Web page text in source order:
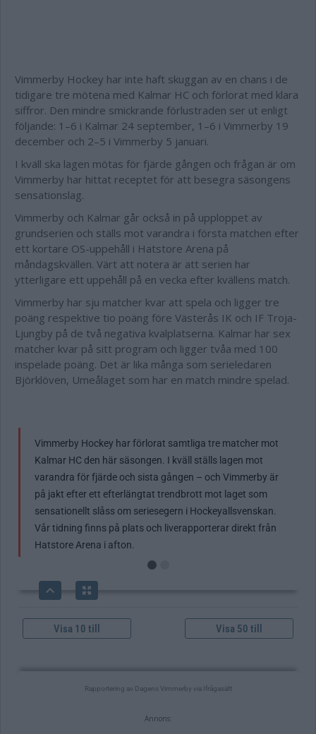
Vimmerby Hockey har inte haft skuggan av en chans i de
tidigare tre mötena med Kalmar HC och förlorat med klara
siffror. Den mindre smickrande förlustraden ser ut enligt
följande: 1–6 i Kalmar 24 september, 1–6 i Vimmerby 19
december och 2–5 i Vimmerby 5 januari.
I kväll ska lagen mötas för fjärde gången och frågan är om
Vimmerby har hittat receptet för att besegra säsongens
sensationslag.
Vimmerby och Kalmar går också in på upploppet av
grundserien och ställs mot varandra i första matchen efter
ett kortare OS-uppehåll i Hatstore Arena på
måndagskvällen. Värt att notera är att serien har
ytterligare ett uppehåll på en vecka efter kvällens match.
Vimmerby har sju matcher kvar att spela och ligger tre
poäng respektive tio poäng före Västerås IK och IF Troja-
Ljungby på de två negativa kvalplatserna. Kalmar har sex
matcher kvar på sitt program och ligger tvåa med 100
inspelade poäng. Det är lika många som serieledaren
Björklöven, Umeålaget som har en match mindre spelad.
Annons: